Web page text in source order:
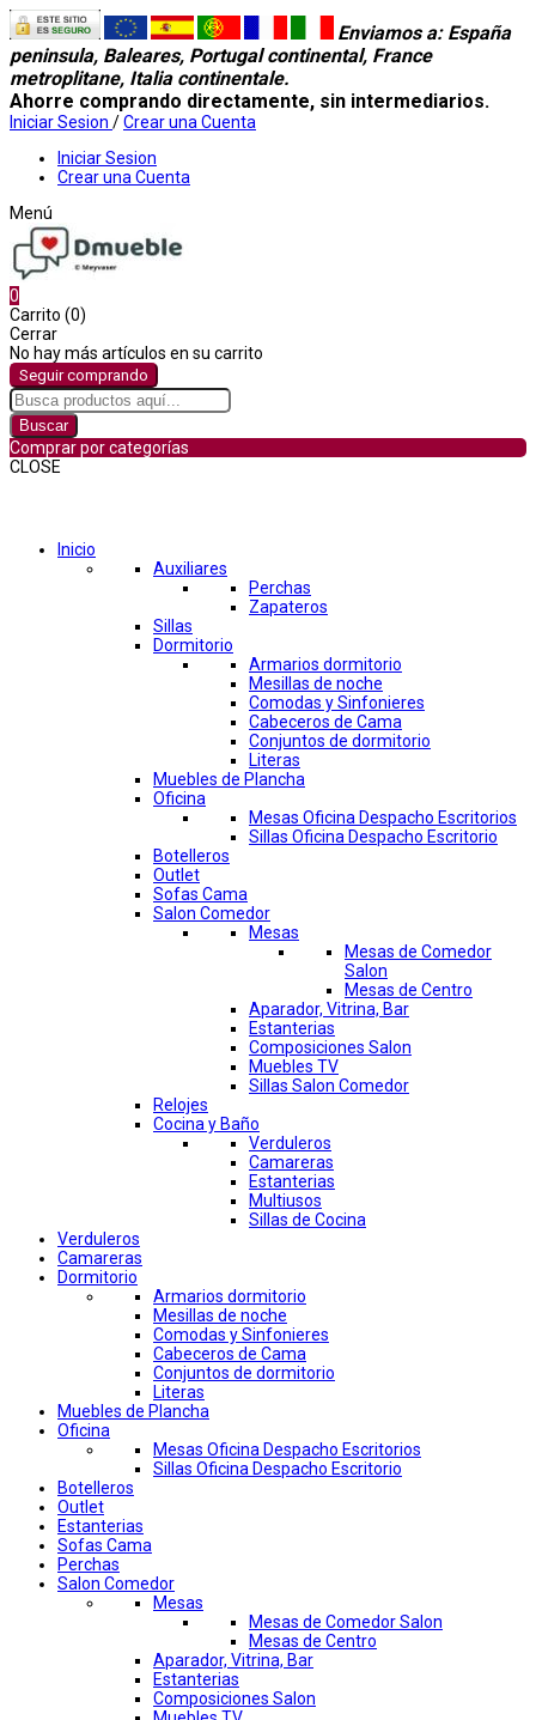
Enviamos a: España
peninsula, Baleares, Portugal continental, France
metroplitane, Italia continentale.
Ahorre comprando directamente, sin intermediarios.
Iniciar Sesion /Crear una Cuenta
Iniciar Sesion
Crear una Cuenta
Menú
0
Carrito (0)
Cerrar
No hay más artículos en su carrito
Seguir comprando
Buscar
Comprar por categorías
CLOSE
Inicio
Auxiliares
Perchas
Zapateros
Sillas
Dormitorio
Armarios dormitorio
Mesillas de noche
Comodas y Sinfonieres
Cabeceros de Cama
Conjuntos de dormitorio
Literas
Muebles de Plancha
Oficina
Mesas Oficina Despacho Escritorios
Sillas Oficina Despacho Escritorio
Botelleros
Outlet
Sofas Cama
Salon Comedor
Mesas
Mesas de Comedor
Salon
Mesas de Centro
Aparador, Vitrina, Bar
Estanterias
Composiciones Salon
Muebles TV
Sillas Salon Comedor
Relojes
Cocina y Baño
Verduleros
Camareras
Estanterias
Multiusos
Sillas de Cocina
Verduleros
Camareras
Dormitorio
Armarios dormitorio
Mesillas de noche
Comodas y Sinfonieres
Cabeceros de Cama
Conjuntos de dormitorio
Literas
Muebles de Plancha
Oficina
Mesas Oficina Despacho Escritorios
Sillas Oficina Despacho Escritorio
Botelleros
Outlet
Estanterias
Sofas Cama
Perchas
Salon Comedor
Mesas
Mesas de Comedor Salon
Mesas de Centro
Aparador, Vitrina, Bar
Estanterias
Composiciones Salon